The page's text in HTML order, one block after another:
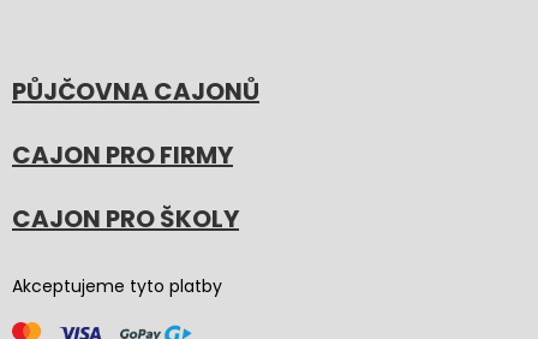
PŮJČOVNA CAJONŮ
CAJON PRO FIRMY
CAJON PRO ŠKOLY
Akceptujeme tyto platby